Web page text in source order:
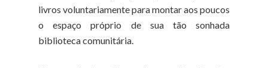
livros voluntariamente para montar aos poucos
o espaço próprio de sua tão sonhada
biblioteca comunitária.